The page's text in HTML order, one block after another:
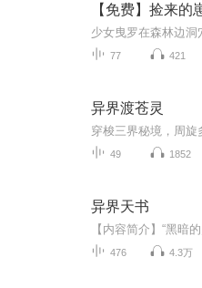
【免费】捡来
77 421
异界渡苍灵
49 1852
异界天书
476 4.3万